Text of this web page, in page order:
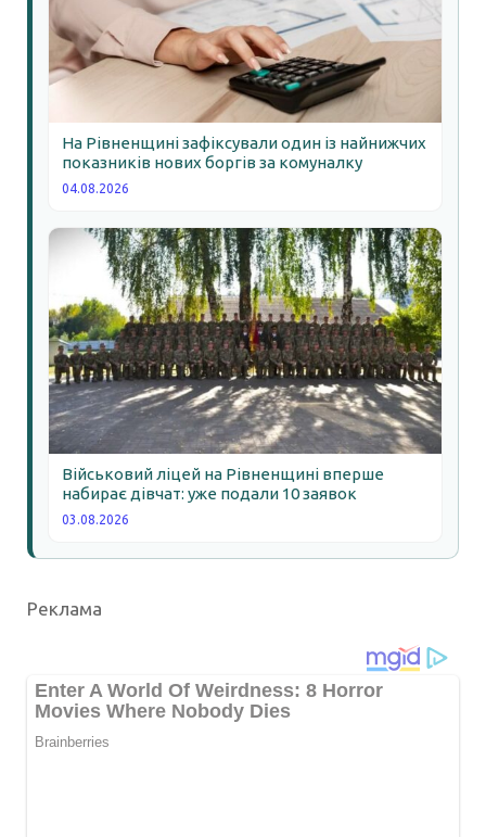
На Рівненщині зафіксували один із найнижчих
показників нових боргів за комуналку
04.08.2026
Військовий ліцей на Рівненщині вперше
набирає дівчат: уже подали 10 заявок
03.08.2026
Реклама